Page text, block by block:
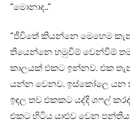
“මොනාද..”
“ජීවිතේ කියන්නෙ මෙහෙම
තියෙන්නෙ හමුවීම් වෙන්වීම්
කාලයක් එකට ඉන්නව. එක
යන්න වෙනව. ඉස්කෝලෙ යන
ඉඳල තව එකකට යද්දි ශෆල්
එකට හිටිය යාළුව වෙන